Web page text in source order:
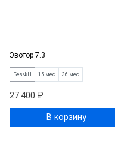
Эвотор 7.3
Без ФН 15 мес 36 мес
27 400 ₽
В корзину